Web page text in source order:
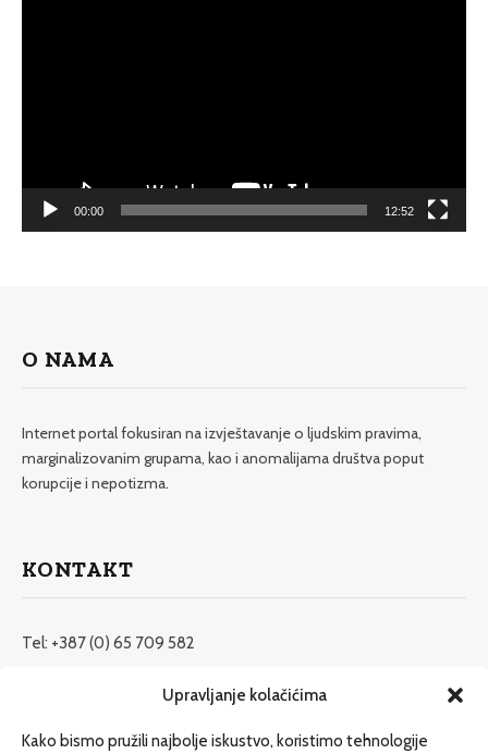
Upravljanje kolačićima
Kako bismo pružili najbolje iskustvo, koristimo tehnologije
00:00 12:52
O NAMA
Internet portal fokusiran na izvještavanje o ljudskim pravima,
marginalizovanim grupama, kao i anomalijama društva poput
korupcije i nepotizma.
KONTAKT
Tel: +387 (0) 65 709 582
redakcija@etrafika.net